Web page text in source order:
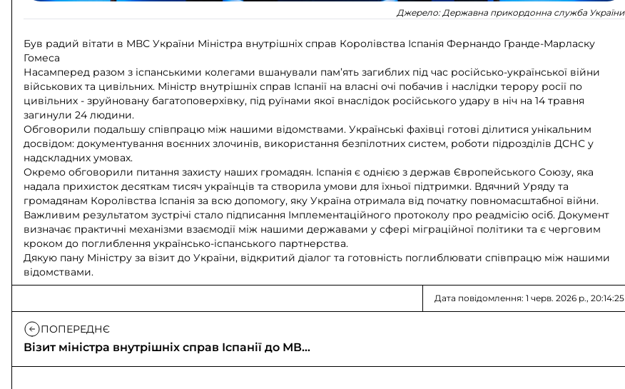
Джерело: Державна прикордонна служба України
Був радий вітати в МВС України Міністра внутрішніх справ Королівства Іспанія Фернандо Гранде-Марласку
Гомеса
Насамперед разом з іспанськими колегами вшанували пам’ять загиблих під час російсько-української війни
військових та цивільних. Міністр внутрішніх справ Іспанії на власні очі побачив і наслідки терору росії по
цивільних - зруйновану багатоповерхівку, під руїнами якої внаслідок російського удару в ніч на 14 травня
загинули 24 людини.
Обговорили подальшу співпрацю між нашими відомствами. Українські фахівці готові ділитися унікальним
досвідом: документування воєнних злочинів, використання безпілотних систем, роботи підрозділів ДСНС у
надскладних умовах.
Окремо обговорили питання захисту наших громадян. Іспанія є однією з держав Європейського Союзу, яка
надала прихисток десяткам тисяч українців та створила умови для їхньої підтримки. Вдячний Уряду та
громадянам Королівства Іспанія за всю допомогу, яку Україна отримала від початку повномасштабної війни.
Важливим результатом зустрічі стало підписання Імплементаційного протоколу про реадмісію осіб. Документ
визначає практичні механізми взаємодії між нашими державами у сфері міграційної політики та є черговим
кроком до поглиблення українсько-іспанського партнерства.
Дякую пану Міністру за візит до України, відкритий діалог та готовність поглиблювати співпрацю між нашими
відомствами.
Дата повідомлення: 1 черв. 2026 р., 20:14:25
ПОПЕРЕДНЄ
Візит міністра внутрішніх справ Іспанії до МВС
України